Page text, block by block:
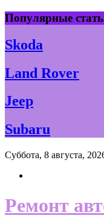
Skip
to
content
Популярные
Skoda
Land Rover
Jeep
Subaru
Суббота, 8 августа,
Ремонт